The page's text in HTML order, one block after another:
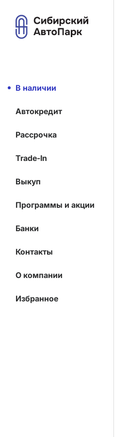
В наличии
Автокредит
Рассрочка
Trade-In
Выкуп
Программы и акции
Банки
Контакты
О компании
Избранное